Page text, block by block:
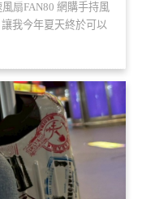
扇FAN80 網購手持風
我今年夏天終於可以